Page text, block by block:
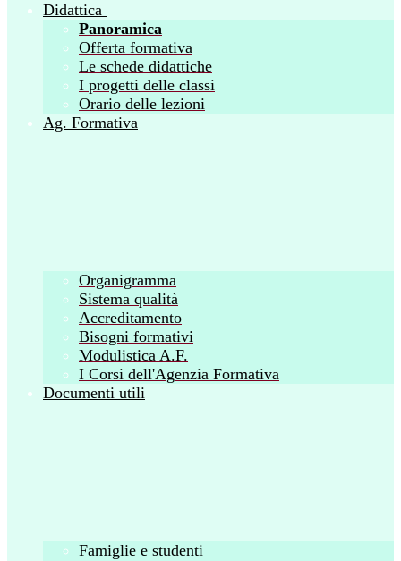
Didattica
Panoramica
Offerta formativa
Le schede didattiche
I progetti delle classi
Orario delle lezioni
Ag. Formativa
Organigramma
Sistema qualità
Accreditamento
Bisogni formativi
Modulistica A.F.
I Corsi dell'Agenzia Formativa
Documenti utili
Famiglie e studenti